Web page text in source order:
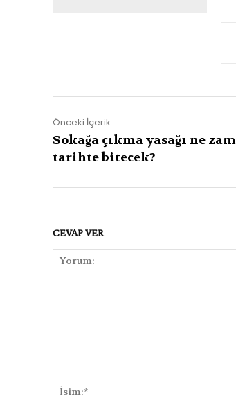
Önceki İçerik
Sokağa çıkma yasağı ne
tarihte bitecek?
CEVAP VER